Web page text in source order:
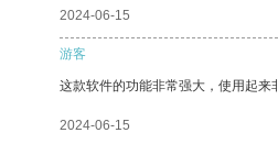
2024-06-15
游客
这款软件的功能非常强大，使用起来
2024-06-15